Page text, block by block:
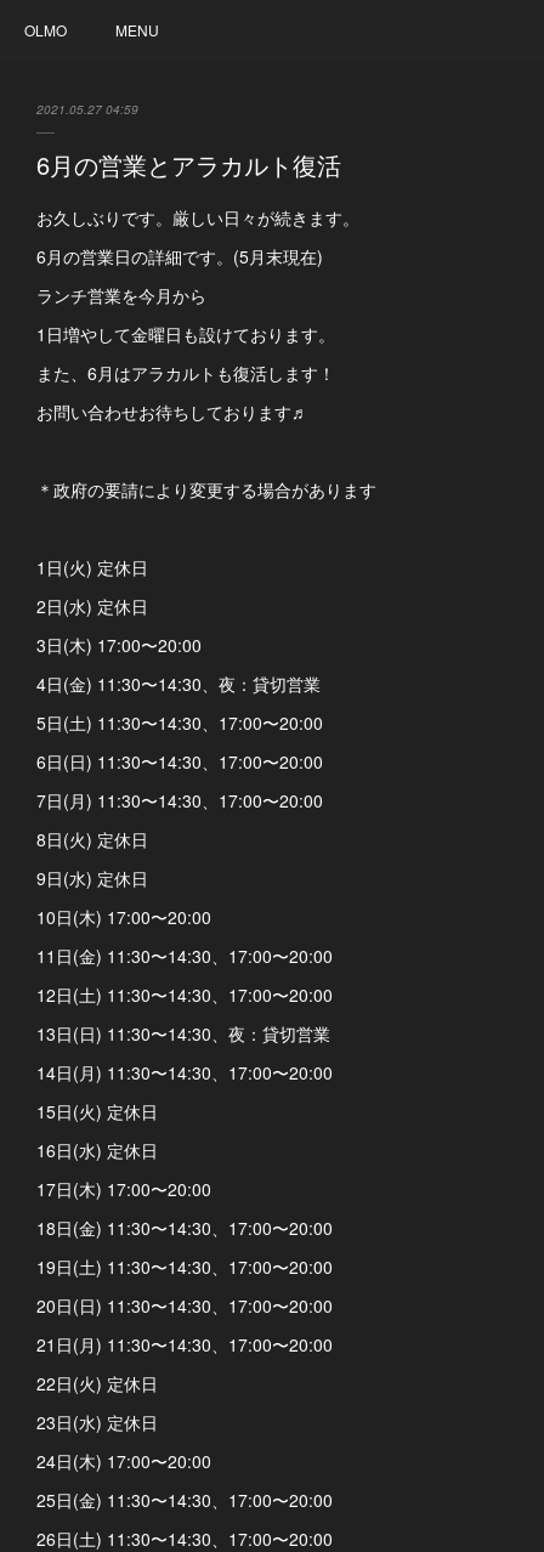
OLMO MENU
2021.05.27 04:59
6月の営業とアラカルト復活
お久しぶりです。厳しい日々が続きます。
6月の営業日の詳細です。(5月末現在)
ランチ営業を今月から
1日増やして金曜日も設けております。
また、6月はアラカルトも復活します！
お問い合わせお待ちしております♬
＊政府の要請により変更する場合があります
1日(火) 定休日
2日(水) 定休日
3日(木) 17:00〜20:00
4日(金) 11:30〜14:30、夜：貸切営業
5日(土) 11:30〜14:30、17:00〜20:00
6日(日) 11:30〜14:30、17:00〜20:00
7日(月) 11:30〜14:30、17:00〜20:00
8日(火) 定休日
9日(水) 定休日
10日(木) 17:00〜20:00
11日(金) 11:30〜14:30、17:00〜20:00
12日(土) 11:30〜14:30、17:00〜20:00
13日(日) 11:30〜14:30、夜：貸切営業
14日(月) 11:30〜14:30、17:00〜20:00
15日(火) 定休日
16日(水) 定休日
17日(木) 17:00〜20:00
18日(金) 11:30〜14:30、17:00〜20:00
19日(土) 11:30〜14:30、17:00〜20:00
20日(日) 11:30〜14:30、17:00〜20:00
21日(月) 11:30〜14:30、17:00〜20:00
22日(火) 定休日
23日(水) 定休日
24日(木) 17:00〜20:00
25日(金) 11:30〜14:30、17:00〜20:00
26日(土) 11:30〜14:30、17:00〜20:00